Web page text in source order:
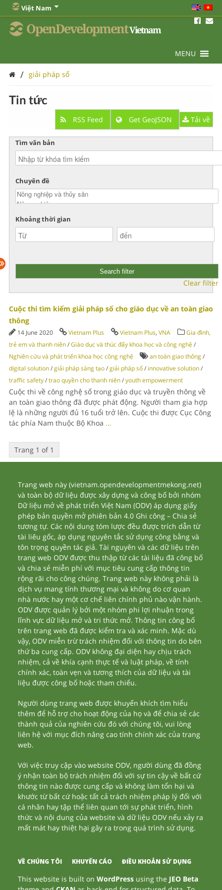
Việt Nam
OpenDevelopmentVietnam
MENU
/ giải pháp số
Tin tức
RSS Feed Get GeoJSON Tải về
Tìm văn bản
Chuyên đề
Khoảng thời gian
Clear filter
Cuộc thi tìm kiếm giải pháp số cho giáo dục về an toàn giao
thông
14 June 2020 Vietnam Plus Vietnam Plus, VNA
Gia đình,
trẻ em và thanh niên/Giáo dục và thúc đẩy khoa học và công nghệ /
Nghiên cứu và phát triển khoa học công nghệ
an toàn giao thông/
digital solution/giải pháp sáng tạo/giải pháp số/ innovative solution/
traffic safety/trao quyền cho thanh niên/youth empowerment
Cuộc thi về công nghệ số trong giáo dục và truyền thông về
an toàn giao thông đã được phát động. Người tham gia hợp
lệ là những người đủ 16 tuổi trở lên. Cuộc thi được Cục Công
tác phía Nam thuộc Bộ Khoa ...
Trang 1 of 1
Trang web này (vietnam.opendevelopmentmekong.net)
và toàn bộ dữ liệu được xây dựng và công bố bởi nhóm
Dữ liệu mở về phát triển Việt Nam (ODV) áp dụng giấy
phép bản quyền mở phiên bản 4.0 Ghi công – Chia sẻ
tương tự. Các nội dung tóm lược đều được trích dẫn từ
tài liêu gốc, áp dụng nguyên tắc sử dụng công bằng và
tôn trọng quyền tác giả. Tài nguyên và các dữ liệu trên
trang web ODV được thu thập từ các tài liệu đã công bố
và chia sẻ miễn phí với mục tiêu cung cấp thông tin
rộng rãi cho công chúng. Trang web này không phải là
dịch vụ mang tính thương mại và không do cơ quan
nhà nước hay một cơ chế liên chính phủ nào vận hành.
ODV được quản lý bởi một nhóm phi lợi nhuận trong
lĩnh vực dữ liệu mở và tri thức mở. Thông tin công bố
trên trang web đã được kiểm tra và xác minh. Mặc dù
vậy, ODV miễn trừ trách nhiệm đối với thông tin do bên
thứ ba cung cấp. ODV không đại diện hay chịu trách
nhiệm, cả về khía cạnh thực tế và luật pháp, về tính
chính xác, toàn vẹn và tương thích của dữ liệu và tài
liệu được công bố hoặc tham chiếu.
Người dùng trang web được khuyến khích tìm hiểu
thêm để hỗ trợ cho hoạt động của họ và để chia sẻ các
thành quả của nghiên cứu đó với chúng tôi, vui lòng
liên hệ với mục đích nâng cao tính chính xác của trang
web.
Với việc truy cập vào website ODV, người dùng đã đồng
ý nhận toàn bộ trách nhiệm đối với sự tin cậy về bất cứ
thông tin nào được cung cấp và không làm tổn hại và
khước từ bất cứ hoặc tất cả trách nhiệm pháp lý đối với
cá nhân hay tập thể liên quan tới sự phát triển, hình
thức và nội dung của website và dữ liệu ODV nếu xảy ra
mất mát hay thiệt hại gây ra trong quá trình sử dụng.
VỀ CHÚNG TÔI KHUYẾN CÁO ĐIỀU KHOẢN SỬ DỤNG
This website is built onWordPress using the JEO Beta